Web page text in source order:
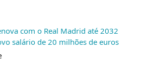
com o Real Madrid até 2032
salário de 20 milhões de euros